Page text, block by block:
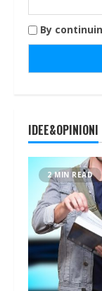
By
IDEE&OPINIONI
2 MIN READ